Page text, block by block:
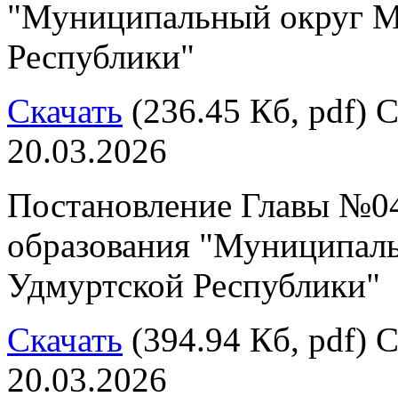
"Муниципальный округ
Республики"
Скачать (236.45 Кб, pdf)
20.03.2026
Постановление Главы
образования
Удмуртской Республики"
Скачать (394.94 Кб, pdf)
20.03.2026